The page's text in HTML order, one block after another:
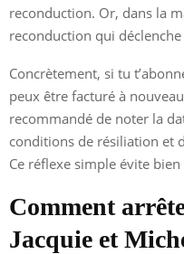
reconduction. Or, dans la
reconduction qui
Concrètement, si tu
peux être facturé à
recommandé de noter la
conditions de résiliation et
Ce réflexe simple évite
Comment
Jacquie et